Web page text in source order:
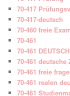
70-417
70-417-deutsch
70-460 freie
70-461
70-461
70-461
70-461 freie
70-461 realen
70-461